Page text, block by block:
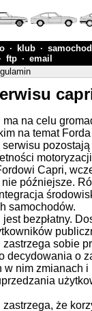
· klub ·
ftp · email
na celu
na temat
Capri,
późniejsze.
samochodów.
bezpłatny.
zastrzega sobie
decydowania o
w nim zmianach i
że